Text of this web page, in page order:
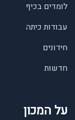
לומדים בכיף
עבודות כיתה
חידונים
חדשות
על המכון